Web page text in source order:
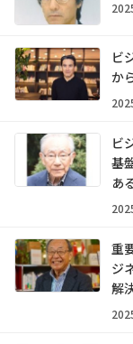
ビ
か
ビ
基
あ
重
ジ
解